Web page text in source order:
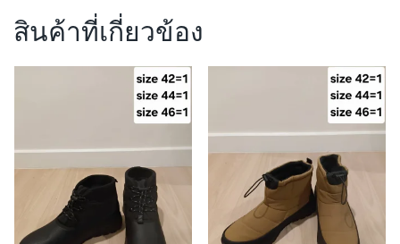
สินค้าที่เกี่ยวข้อง